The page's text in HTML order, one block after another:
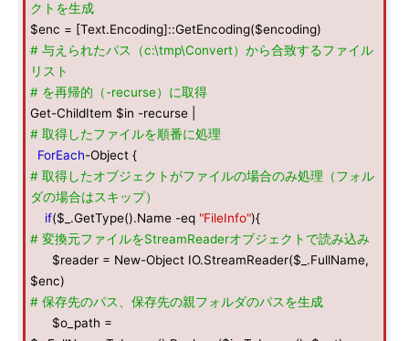
クトを生成
$enc = [Text.Encoding]::GetEncoding($encoding)
# 与えられたパス（c:\tmp\Convert）から合致するファイル
リスト
# を再帰的（-recurse）に取得
Get-ChildItem $in -recurse |
# 取得したファイルを順番に処理
ForEach-Object {
# 取得したオブジェクトがファイルの場合のみ処理（フォル
ダの場合はスキップ）
if($_.GetType().Name -eq "FileInfo"){
# 変換元ファイルをStreamReaderオブジェクトで読み込み
$reader = New-Object IO.StreamReader($_.FullName,
$enc)
# 保存先のパス、保存先の親フォルダのパスを生成
$o_path =